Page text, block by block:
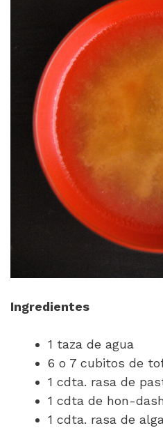
Ingredientes
1 taza de agua
6 o 7 cubitos de
1 cdta. rasa de
1 cdta de hon-
1 cdta. rasa de